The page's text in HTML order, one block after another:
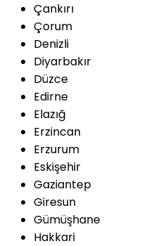
Çankırı
Çorum
Denizli
Diyarbakır
Düzce
Edirne
Elazığ
Erzincan
Erzurum
Eskişehir
Gaziantep
Giresun
Gümüşhane
Hakkari